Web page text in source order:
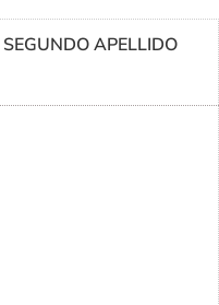
SEGUNDO APELLIDO